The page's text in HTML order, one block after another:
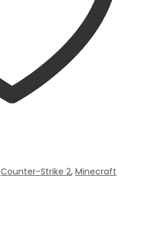
Counter-Strike 2, Minecraft